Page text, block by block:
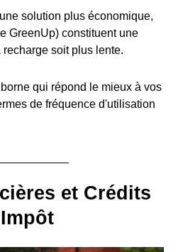
solution plus économique,
GreenUp) constituent une
soit plus lente.
qui répond le mieux à vos
de fréquence d'utilisation
et Crédits